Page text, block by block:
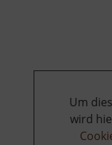
Um
wird